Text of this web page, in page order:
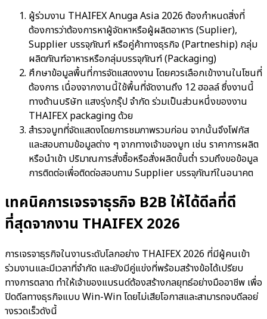
ผู้ร่วมงาน THAIFEX Anuga Asia 2026 ต้องกำหนดสิ่งที่
ต้องการว่าต้องการหาผู้จัดหาหรือผู้ผลิตอาหาร (Suplier),
Supplier บรรจุภัณฑ์ หรือคู่ค้าทางธุรกิจ (Partneship) กลุ่ม
ผลิตภัณฑ์อาหารหรือกลุ่มบรรจุภัณฑ์ (Packaging)
ศึกษาข้อมูลพื้นที่การจัดแสดงงาน โดยควรเลือกเข้างานในโซนที่
ต้องการ เนื่องจากงานนี้ใช้พื้นที่จัดงานถึง 12 ฮอลล์ ซึ่งงานนี้
ทางด้านบริษัท แสงรุ่งกรุ๊ป จำกัด ร่วมเป็นส่วนหนึ่งของงาน
THAIFEX packaging ด้วย
สำรวจบูทที่จัดแสดงโดยการชมภาพรวมก่อน จากนั้นจึงโฟกัส
และสอบถามข้อมูลต่าง ๆ จากทางเจ้าของบูท เช่น ราคาการผลิต
หรือนำเข้า ปริมาณการสั่งซื้อหรือสั่งผลิตขั้นต่ำ รวมถึงขอข้อมูล
การติดต่อเพื่อติดต่อสอบถาม Supplier บรรจุภัณฑ์ในอนาคต
เทคนิคการเจรจาธุรกิจ B2B ให้ได้ดีลที่ดี
ที่สุดจากงาน THAIFEX 2026
การเจรจาธุรกิจในงานระดับโลกอย่าง THAIFEX 2026 ที่มีผู้คนเข้า
ร่วมงานและมีเวลาที่จำกัด และยังมีคู่แข่งที่พร้อมสร้างข้อได้เปรียบ
ทางการตลาด ทำให้เจ้าของแบรนด์ต้องสร้างกลยุทธ์อย่างมืออาชีพ เพื่อ
ปิดดีลทางธุรกิจแบบ Win-Win โดยไม่เสียโอกาสและสามารถจบดีลอย่
างรวดเร็วดังนี้